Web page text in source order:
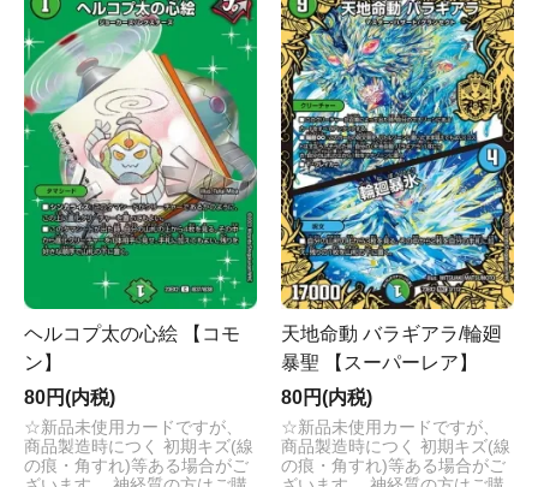
ヘルコプ太の心絵 【コモ
ン】
80円(内税)
☆新品未使用カードですが、
商品製造時につく 初期キズ(線
の痕・角すれ)等ある場合がご
天地命動 バラギアラ/輪廻
暴聖 【スーパーレア】
80円(内税)
☆新品未使用カードですが、
商品製造時につく 初期キズ(線
の痕・角すれ)等ある場合がご